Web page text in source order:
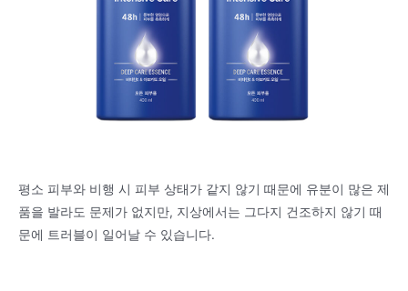
평소 피부와 비행 시 피부 상태가 같지 않기 때문에 유분이 많은 제
품을 발라도 문제가 없지만, 지상에서는 그다지 건조하지 않기 때
문에 트러블이 일어날 수 있습니다.